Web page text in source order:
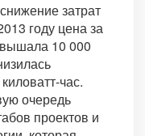
затрат
году цена за
10 000
час.
очередь
проектов и